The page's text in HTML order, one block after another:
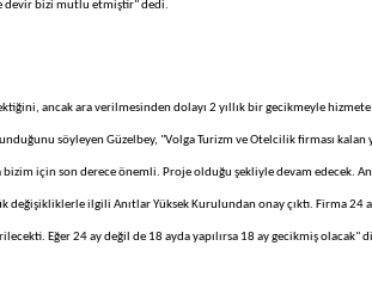
devir bizi mutlu etmiştir" dedi.
ancak ara verilmesinden dolayı 2 yıllık bir gecikmeyle
söyleyen Güzelbey, "Volga Turizm ve Otelcilik firması kalan
için son derece önemli. Proje olduğu şekliyle devam edecek.
değişikliklerle ilgili Anıtlar Yüksek Kurulundan onay çıktı. Firma 24
Eğer 24 ay değil de 18 ayda yapılırsa 18 ay gecikmiş olacak"